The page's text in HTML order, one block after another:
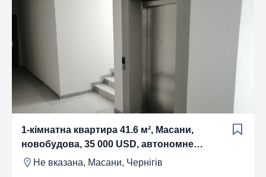
1-кімнатна квартира 41.6 м², Масани,
новобудова, 35 000 USD, автономне
опалення
Не вказана, Масани, Чернігів